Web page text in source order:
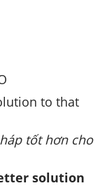
to that
tốt hơn cho
solution